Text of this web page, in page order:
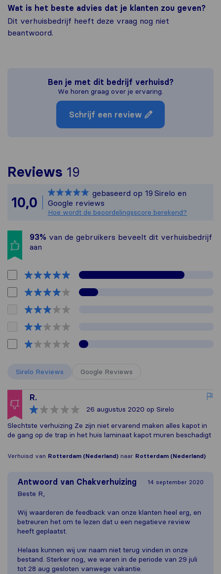
Wat is het beste advies dat je klanten zou geven?
Dit verhuisbedrijf heeft deze vraag nog niet
beantwoord.
Ben je met dit bedrijf verhuisd?
We horen graag over je ervaring.
Schrijf een review
Reviews 19
Sirelo is niet
Alle reviews van Sirelo
10,0
gebaseerd op 19 Sirelo en
Google reviews
Hoe wordt de beoordelingsscore berekend?
93% van de gebruikers beveelt dit verhuisbedrijf
aan
Sirelo Reviews Google Reviews
R.
26 augustus 2020 op Sirelo
Slechtste verhuizing Ze zijn niet ervarend maken alles kapot in
de gang op de trap in het huis laminaat kapot muren beschadigt
Verhuisd van Rotterdam (Nederland) naar Rotterdam (Nederland)
Antwoord van Chakverhuizing 14 september 2020
Beste R,
Wij waarderen de feedback van onze klanten heel erg, en
betreuren het om te lezen dat u een negatieve review
heeft geplaatst.
Helaas kunnen wij uw naam niet terug vinden in onze
bestand. Sterker nog, we waren in de periode van 29 juli
tot 28 aug gesloten vanwege vakantie.